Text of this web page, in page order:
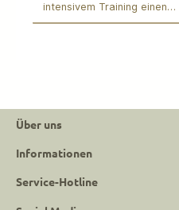
intensivem Training einen…
Über uns
Informationen
Service-Hotline